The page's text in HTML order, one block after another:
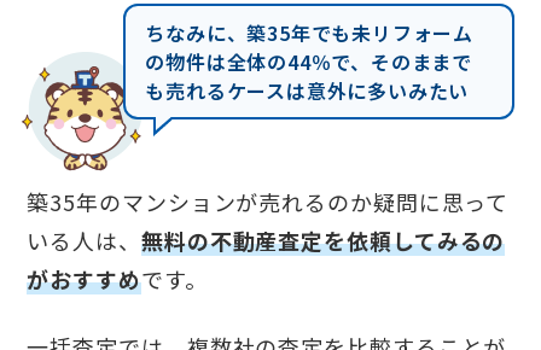
※2026年6月時点での、過去1年間に成約した物件
の情報です。ちなみに、築35年でも未リフォーム
の物件は全体の44％で、そのままで
も売れるケースは意外に多いみたい
築35年のマンションが売れるのか疑問に思って
いる人は、 無料の不動産査定を依頼してみるの
がおすすめです。